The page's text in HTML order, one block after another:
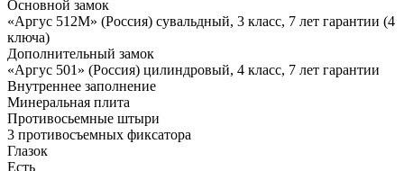
Основной замок
«Аргус 512М» (Россия) сувальдный, 3 класс, 7 лет гарантии (4
ключа)
Дополнительный замок
«Аргус 501» (Россия) цилиндровый, 4 класс, 7 лет гарантии
Внутреннее заполнение
Минеральная плита
Противосьемные штыри
3 противосъемных фиксатора
Глазок
Есть